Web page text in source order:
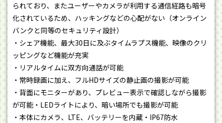
られており、またユーザーやカメラが利用する通信経路も暗号
化されているため、ハッキングなどの心配がない（オンライン
バンクと同等のセキュリティ設計）
・シェア機能、最大30日に及ぶタイムラプス機能、映像のクリ
ッピングなど機能が充実
・リアルタイムに双方向通話が可能
・常時録画に加え、フルHDサイズの静止画の撮影が可能
・背面にモニターがあり、プレビュー表示で確認しながら撮影
が可能・LEDライトにより、暗い場所でも撮影が可能
・本体にカメラ、LTE、バッテリーを内蔵・IP67防水